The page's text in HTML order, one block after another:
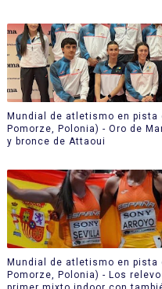
Mundial de atletismo en pista
Pomorze, Polonia) - Oro de
y bronce de Attaoui
Mundial de atletismo en pista
Pomorze, Polonia) - Los